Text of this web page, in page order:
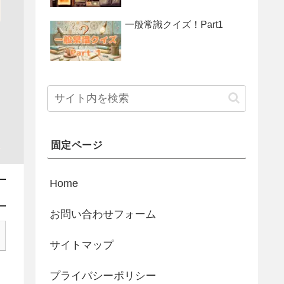
一般常識クイズ！Part1
固定ページ
Home
お問い合わせフォーム
サイトマップ
プライバシーポリシー